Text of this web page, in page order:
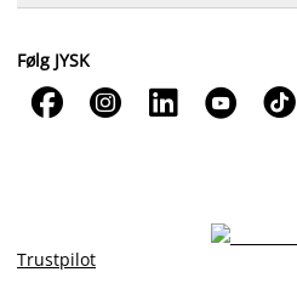
Følg JYSK
    
Trustpilot